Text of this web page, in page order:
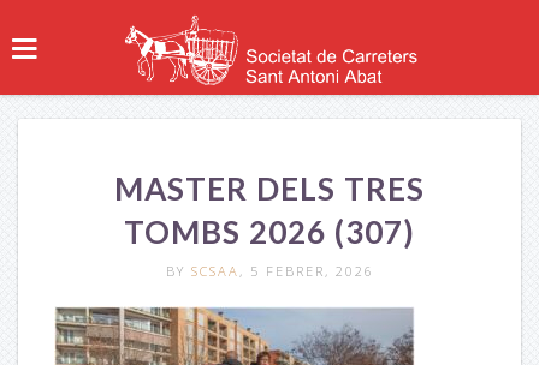
MASTER DELS TRES
TOMBS 2026 (307)
BY SCSAA , 5 FEBRER, 2026